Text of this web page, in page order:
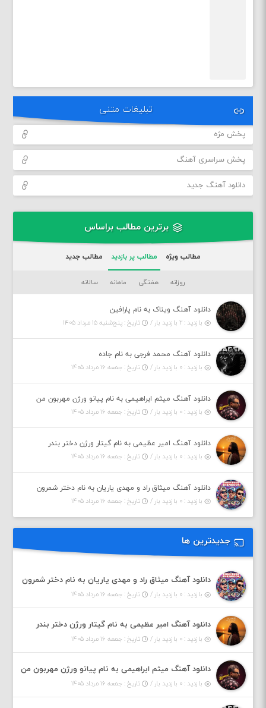
تبلیغات متنی
پخش مژه
پخش سراسری آهنگ
دانلود آهنگ جدید
برترین مطالب براساس
مطالب ویژه مطالب پر بازدید مطالب جدید
روزانه هفتگی ماهانه سالانه
دانلود آهنگ ویناک به نام پارافین
بازدید : ۲ بازدید بار /
تاریخ : پنج‌شنبه ۱۵ مرداد ۱۴۰۵
دانلود آهنگ محمد فرجی به نام جاده
بازدید : ۰ بازدید بار /
تاریخ : جمعه ۱۶ مرداد ۱۴۰۵
دانلود آهنگ میثم ابراهیمی به نام پیانو ورژن مهربون من
بازدید : ۰ بازدید بار /
تاریخ : جمعه ۱۶ مرداد ۱۴۰۵
دانلود آهنگ امیر عظیمی به نام گیتار ورژن دختر بندر
بازدید : ۰ بازدید بار /
تاریخ : جمعه ۱۶ مرداد ۱۴۰۵
دانلود آهنگ میثاق راد و مهدی یاریان به نام دختر شمرون
بازدید : ۰ بازدید بار /
تاریخ : جمعه ۱۶ مرداد ۱۴۰۵
جدیدترین ها
دانلود آهنگ میثاق راد و مهدی یاریان به نام دختر شمرون
بازدید : ۰ بازدید بار / تاریخ : جمعه ۱۶ مرداد ۱۴۰۵
دانلود آهنگ امیر عظیمی به نام گیتار ورژن دختر بندر
بازدید : ۰ بازدید بار / تاریخ : جمعه ۱۶ مرداد ۱۴۰۵
دانلود آهنگ میثم ابراهیمی به نام پیانو ورژن مهربون من
بازدید : ۰ بازدید بار / تاریخ : جمعه ۱۶ مرداد ۱۴۰۵